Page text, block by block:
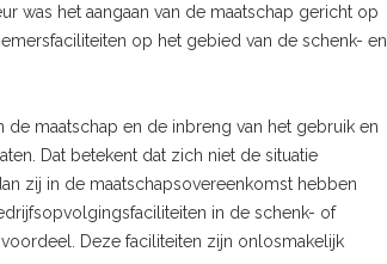
was het aangaan van de maatschap gericht op
op het gebied van de schenk- en
de maatschap en de inbreng van het gebruik en
Dat betekent dat zich niet de situatie
zij in de maatschapsovereenkomst hebben
in de schenk- of
Deze faciliteiten zijn onlosmakelijk